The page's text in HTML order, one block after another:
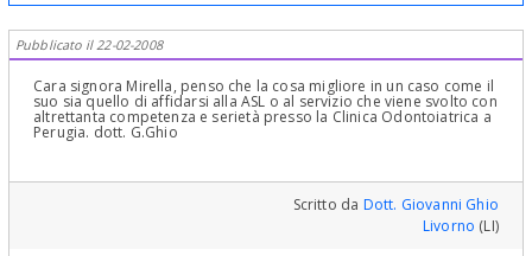
Pubblicato il 22-02-2008
Cara signora Mirella, penso che la cosa migliore in un caso come il
suo sia quello di affidarsi alla ASL o al servizio che viene svolto con
altrettanta competenza e serietà presso la Clinica Odontoiatrica a
Perugia. dott. G.Ghio
Scritto da Dott. Giovanni Ghio
Livorno (LI)